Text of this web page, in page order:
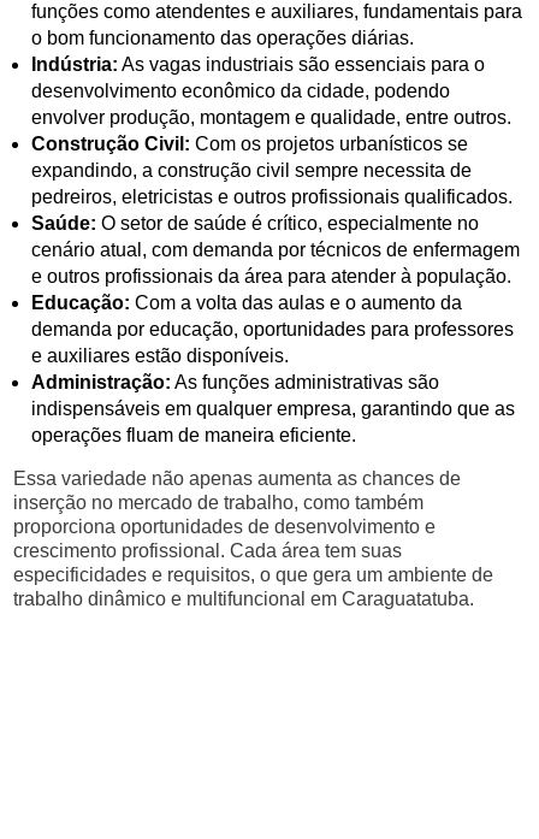
funções como atendentes e auxiliares, fundamentais para
o bom funcionamento das operações diárias.
Indústria: As vagas industriais são essenciais para o
desenvolvimento econômico da cidade, podendo
envolver produção, montagem e qualidade, entre outros.
Construção Civil: Com os projetos urbanísticos se
expandindo, a construção civil sempre necessita de
pedreiros, eletricistas e outros profissionais qualificados.
Saúde: O setor de saúde é crítico, especialmente no
cenário atual, com demanda por técnicos de enfermagem
e outros profissionais da área para atender à população.
Educação: Com a volta das aulas e o aumento da
demanda por educação, oportunidades para professores
e auxiliares estão disponíveis.
Administração: As funções administrativas são
indispensáveis em qualquer empresa, garantindo que as
operações fluam de maneira eficiente.
Essa variedade não apenas aumenta as chances de
inserção no mercado de trabalho, como também
proporciona oportunidades de desenvolvimento e
crescimento profissional. Cada área tem suas
especificidades e requisitos, o que gera um ambiente de
trabalho dinâmico e multifuncional em Caraguatatuba.